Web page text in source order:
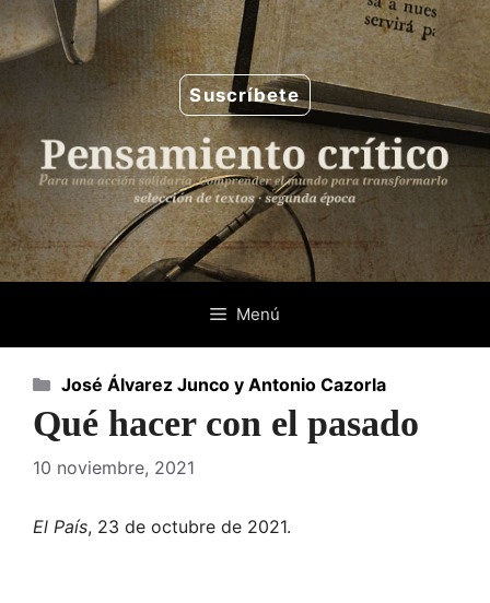
Saltar
al
contenido
Suscríbete
Menú
Qué hacer con el pasado
10 noviembre, 2021
El País, 23 de octubre de 2021.
Categorías
José Álvarez Junco y Antonio Cazorla